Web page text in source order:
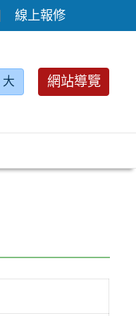
線上報修
大 網站導覽